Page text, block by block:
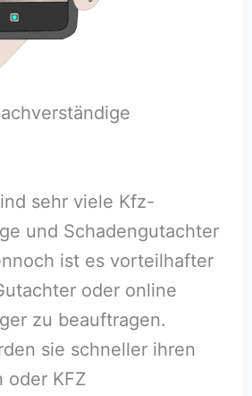
sehr viele Kfz-
und Schadengutachter
ist es vorteilhafter
oder online
zu beauftragen.
sie schneller ihren
oder KFZ